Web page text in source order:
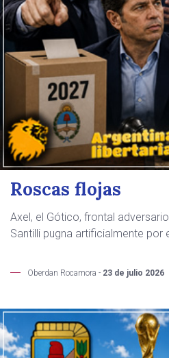
Roscas flojas
Axel, el Gótico, frontal
Santilli pugna artificialmente por
Oberdan Rocamora - 23 de julio 2026